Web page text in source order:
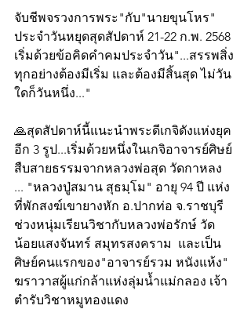
จับชีพจรวงการพระ"กับ"นายขุนโหร"
ประจำวันหยุดสุดสัปดาห์ 21-22 ก.พ. 2568
เริ่มด้วยข้อคิดคำคมประจำวัน"...สรรพสิ่ง
ทุกอย่างต้องมีเริ่ม และต้องมีสิ้นสุด ไม่วัน
ใดก็วันหนึ่ง..."
🙏สุดสัปดาห์นี้แนะนำพระดีเกจิดังแห่งยุค
อีก 3 รูป...เริ่มด้วยหนึ่งในเกจิอาจารย์ศิษย์
สืบสายธรรมจากหลวงพ่อสุด วัดกาหลง
... "หลวงปู่สมาน สุธมฺโม" อายุ 94 ปี แห่ง
ที่พักสงฆ์เขายางหัก อ.ปากท่อ จ.ราชบุรี
ช่วงหนุ่มเรียนวิชากับหลวงพ่อรักษ์ วัด
น้อยแสงจันทร์ สมุทรสงคราม  และเป็น
ศิษย์คนแรกของ"อาจารย์รวม หนังแห้ง"
ฆราวาสผู้แก่กล้าแห่งลุ่มน้ำแม่กลอง เจ้า
ตำรับวิชาหมูทองแดง